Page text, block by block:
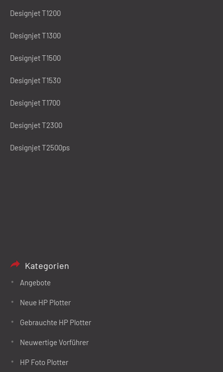
Designjet T1200
Designjet T1300
Designjet T1500
Designjet T1530
Designjet T1700
Designjet T2300
Designjet T2500ps
Kategorien
Angebote
Neue HP Plotter
Gebrauchte HP Plotter
Neuwertige Vorführer
HP Foto Plotter